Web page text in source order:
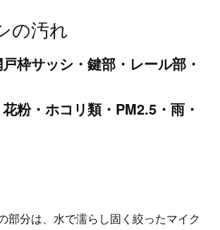
汚れ
枠サッシ・鍵部・レール部・
粉・ホコリ類・PM2.5・雨・
部分は、水で濡らし固く絞ったマイク